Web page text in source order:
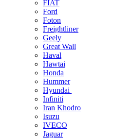
FIAT
Ford
Foton
Freightliner
Geely
Great Wall
Haval
Hawtai
Honda
Hummer
Hyundai
Infiniti
Iran Khodro
Isuzu
IVECO
Jaguar